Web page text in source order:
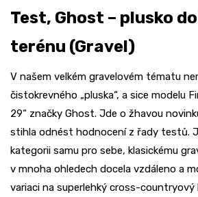
Test, Ghost – plusko
terénu (Gravel)
V našem velkém gravelovém tématu
čistokrevného „pluska“, a sice modelu
29“ značky Ghost. Jde o žhavou
stihla odnést hodnocení z řady testů.
kategorii samu pro sebe, klasickému
v mnoha ohledech docela vzdáleno a
variaci na superlehký cross-countryový